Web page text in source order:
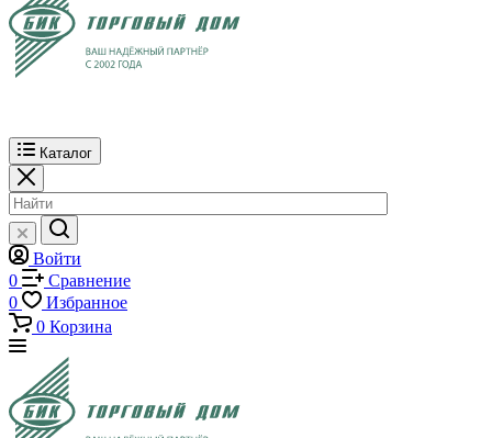
Каталог
Войти
0
Сравнение
0
Избранное
0 Корзина